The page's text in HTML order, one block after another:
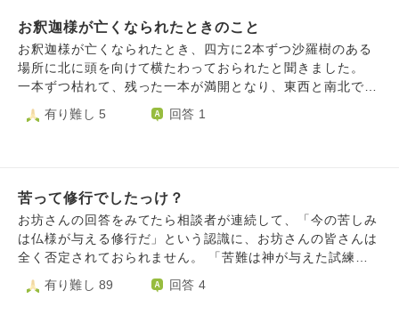
お釈迦様が亡くなられたときのこと
お釈迦様が亡くなられたとき、四方に2本ずつ沙羅樹のある
場所に北に頭を向けて横たわっておられたと聞きました。
一本ずつ枯れて、残った一本が満開となり、東西と南北で二
本がひとつになり、双樹となった。この意味を教えてくださ
い。
有り難し 5 回答 1
苦って修行でしたっけ？
お坊さんの回答をみてたら相談者が連続して、「今の苦しみ
は仏様が与える修行だ」という認識に、お坊さんの皆さんは
全く否定されておられません。 「苦難は神が与えた試練
だ」はキリスト教の考えではありませんか？ 四聖諦を初め
とする仏教の思想では現世の苦しみは修行とかいうのは否定
有り難し 89 回答 4